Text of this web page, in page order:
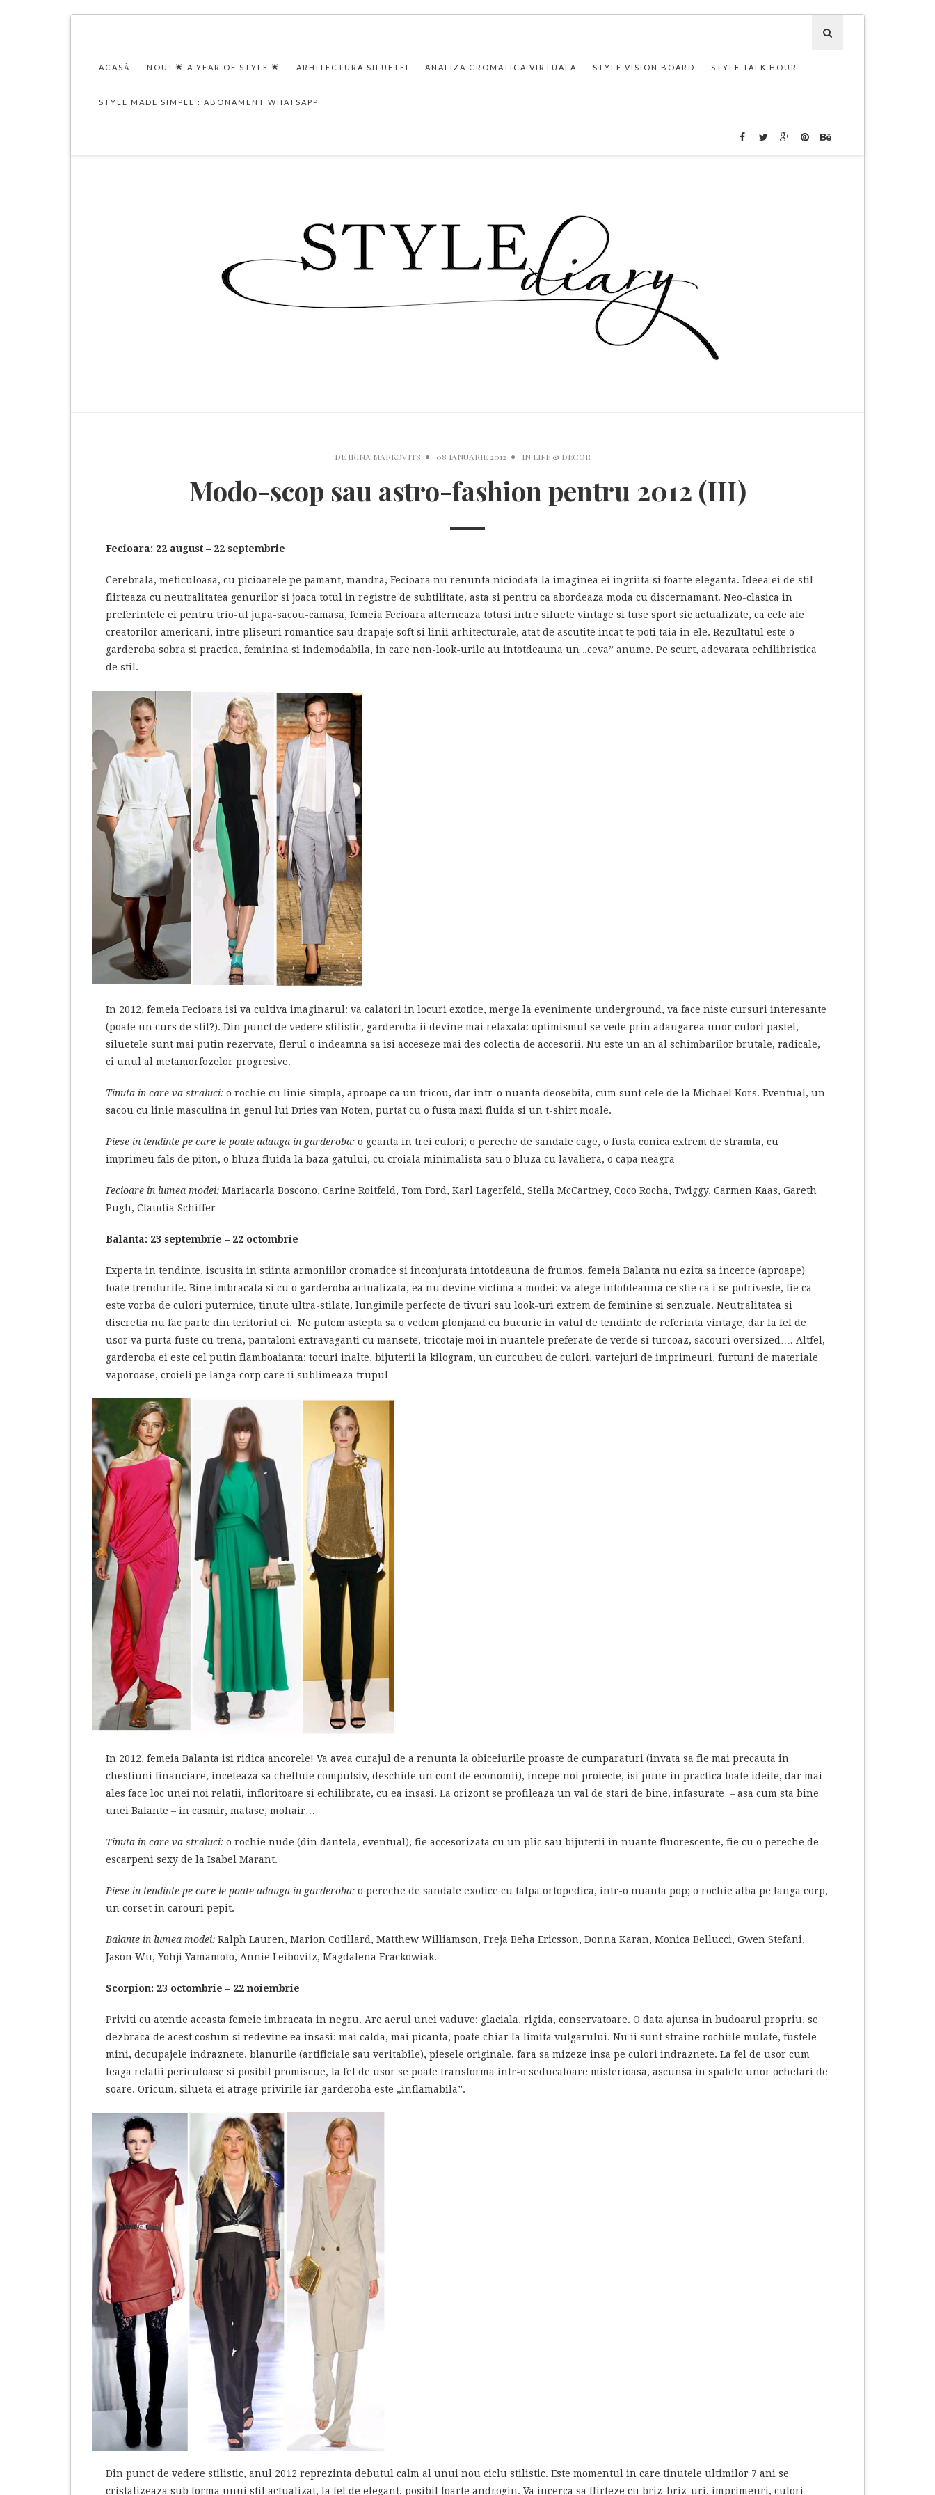
ACASĂ NOU! 🌟 A YEAR OF STYLE 🌟 ARHITECTURA SILUETEI ANALIZA CROMATICA VIRTUALA STYLE VISION BOARD STYLE TALK HOUR
STYLE MADE SIMPLE : ABONAMENT WHATSAPP
DE IRINA MARKOVITS 08 IANUARIE 2012 IN LIFE & DECOR
Modo-scop sau astro-fashion pentru 2012 (III)
Fecioara: 22 august – 22 septembrie
Cerebrala, meticuloasa, cu picioarele pe pamant, mandra, Fecioara nu renunta niciodata la imaginea ei ingriita si foarte eleganta. Ideea ei de stil
flirteaza cu neutralitatea genurilor si joaca totul in registre de subtilitate, asta si pentru ca abordeaza moda cu discernamant. Neo-clasica in
preferintele ei pentru trio-ul jupa-sacou-camasa, femeia Fecioara alterneaza totusi intre siluete vintage si tuse sport sic actualizate, ca cele ale
creatorilor americani, intre pliseuri romantice sau drapaje soft si linii arhitecturale, atat de ascutite incat te poti taia in ele. Rezultatul este o
garderoba sobra si practica, feminina si indemodabila, in care non-look-urile au intotdeauna un „ceva” anume. Pe scurt, adevarata echilibristica
de stil.
In 2012, femeia Fecioara isi va cultiva imaginarul: va calatori in locuri exotice, merge la evenimente underground, va face niste cursuri interesante
(poate un curs de stil?). Din punct de vedere stilistic, garderoba ii devine mai relaxata: optimismul se vede prin adaugarea unor culori pastel,
siluetele sunt mai putin rezervate, flerul o indeamna sa isi acceseze mai des colectia de accesorii. Nu este un an al schimbarilor brutale, radicale,
ci unul al metamorfozelor progresive.
Tinuta in care va straluci: o rochie cu linie simpla, aproape ca un tricou, dar intr-o nuanta deosebita, cum sunt cele de la Michael Kors. Eventual, un
sacou cu linie masculina in genul lui Dries van Noten, purtat cu o fusta maxi fluida si un t-shirt moale.
Piese in tendinte pe care le poate adauga in garderoba: o geanta in trei culori; o pereche de sandale cage, o fusta conica extrem de stramta, cu
imprimeu fals de piton, o bluza fluida la baza gatului, cu croiala minimalista sau o bluza cu lavaliera, o capa neagra
Fecioare in lumea modei: Mariacarla Boscono, Carine Roitfeld, Tom Ford, Karl Lagerfeld, Stella McCartney, Coco Rocha, Twiggy, Carmen Kaas, Gareth
Pugh, Claudia Schiffer
Balanta: 23 septembrie – 22 octombrie
Experta in tendinte, iscusita in stiinta armoniilor cromatice si inconjurata intotdeauna de frumos, femeia Balanta nu ezita sa incerce (aproape)
toate trendurile. Bine imbracata si cu o garderoba actualizata, ea nu devine victima a modei: va alege intotdeauna ce stie ca i se potriveste, fie ca
este vorba de culori puternice, tinute ultra-stilate, lungimile perfecte de tivuri sau look-uri extrem de feminine si senzuale. Neutralitatea si
discretia nu fac parte din teritoriul ei. Ne putem astepta sa o vedem plonjand cu bucurie in valul de tendinte de referinta vintage, dar la fel de
usor va purta fuste cu trena, pantaloni extravaganti cu mansete, tricotaje moi in nuantele preferate de verde si turcoaz, sacouri oversized…. Altfel,
garderoba ei este cel putin flamboaianta: tocuri inalte, bijuterii la kilogram, un curcubeu de culori, vartejuri de imprimeuri, furtuni de materiale
vaporoase, croieli pe langa corp care ii sublimeaza trupul…
In 2012, femeia Balanta isi ridica ancorele! Va avea curajul de a renunta la obiceiurile proaste de cumparaturi (invata sa fie mai precauta in
chestiuni financiare, inceteaza sa cheltuie compulsiv, deschide un cont de economii), incepe noi proiecte, isi pune in practica toate ideile, dar mai
ales face loc unei noi relatii, infloritoare si echilibrate, cu ea insasi. La orizont se profileaza un val de stari de bine, infasurate – asa cum sta bine
unei Balante – in casmir, matase, mohair…
Tinuta in care va straluci: o rochie nude (din dantela, eventual), fie accesorizata cu un plic sau bijuterii in nuante fluorescente, fie cu o pereche de
escarpeni sexy de la Isabel Marant.
Piese in tendinte pe care le poate adauga in garderoba: o pereche de sandale exotice cu talpa ortopedica, intr-o nuanta pop; o rochie alba pe langa corp,
un corset in carouri pepit.
Balante in lumea modei: Ralph Lauren, Marion Cotillard, Matthew Williamson, Freja Beha Ericsson, Donna Karan, Monica Bellucci, Gwen Stefani,
Jason Wu, Yohji Yamamoto, Annie Leibovitz, Magdalena Frackowiak.
Scorpion: 23 octombrie – 22 noiembrie
Priviti cu atentie aceasta femeie imbracata in negru. Are aerul unei vaduve: glaciala, rigida, conservatoare. O data ajunsa in budoarul propriu, se
dezbraca de acest costum si redevine ea insasi: mai calda, mai picanta, poate chiar la limita vulgarului. Nu ii sunt straine rochiile mulate, fustele
mini, decupajele indraznete, blanurile (artificiale sau veritabile), piesele originale, fara sa mizeze insa pe culori indraznete. La fel de usor cum
leaga relatii periculoase si posibil promiscue, la fel de usor se poate transforma intr-o seducatoare misterioasa, ascunsa in spatele unor ochelari de
soare. Oricum, silueta ei atrage privirile iar garderoba este „inflamabila”.
Din punct de vedere stilistic, anul 2012 reprezinta debutul calm al unui nou ciclu stilistic. Este momentul in care tinutele ultimilor 7 ani se
cristalizeaza sub forma unui stil actualizat, la fel de elegant, posibil foarte androgin. Va incerca sa flirteze cu briz-briz-uri, imprimeuri, culori